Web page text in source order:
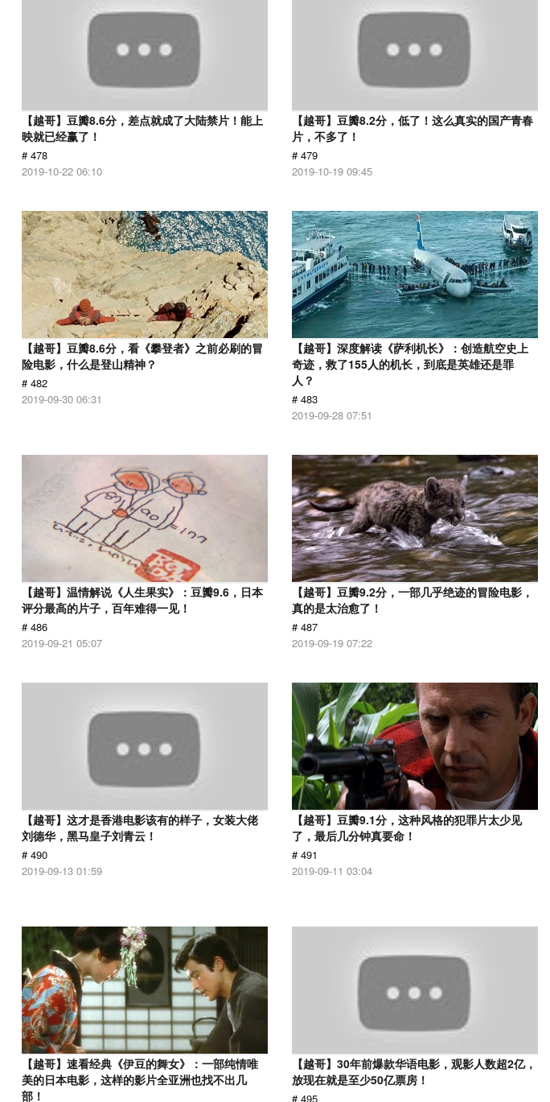
【越哥】豆瓣8.6分，差点就成了大陆禁片！能上
映就已经赢了！
# 478
2019-10-22 06:10
【越哥】豆瓣8.2分，低了！这么真实的国产青春
片，不多了！
# 479
2019-10-19 09:45
【越哥】豆瓣8.6分，看《攀登者》之前必刷的冒
险电影，什么是登山精神？
# 482
2019-09-30 06:31
【越哥】深度解读《萨利机长》：创造航空史上
奇迹，救了155人的机长，到底是英雄还是罪
人？
# 483
2019-09-28 07:51
【越哥】温情解说《人生果实》：豆瓣9.6，日本
评分最高的片子，百年难得一见！
# 486
2019-09-21 05:07
【越哥】豆瓣9.2分，一部几乎绝迹的冒险电影，
真的是太治愈了！
# 487
2019-09-19 07:22
【越哥】这才是香港电影该有的样子，女装大佬
刘德华，黑马皇子刘青云！
# 490
2019-09-13 01:59
【越哥】豆瓣9.1分，这种风格的犯罪片太少见
了，最后几分钟真要命！
# 491
2019-09-11 03:04
【越哥】速看经典《伊豆的舞女》：一部纯情唯
美的日本电影，这样的影片全亚洲也找不出几
部！
【越哥】30年前爆款华语电影，观影人数超2亿，
放现在就是至少50亿票房！
# 495